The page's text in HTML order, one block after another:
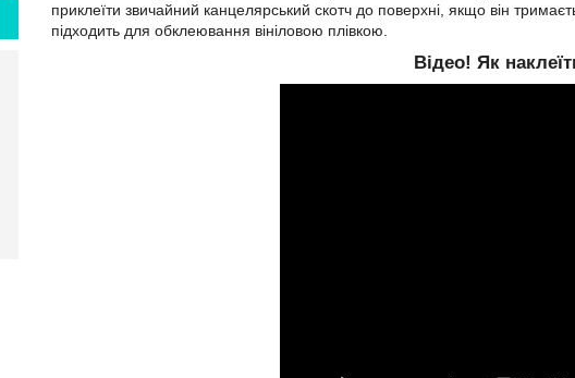
приклеїти звичайний канцелярський скотч до поверхні, якщо він
підходить для обклеювання вініловою плівкою.
Відео! Як